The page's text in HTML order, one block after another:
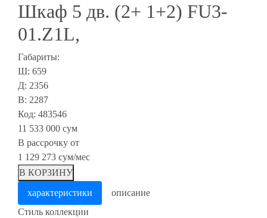
Шкаф 5 дв. (2+ 1+2) FU3-
01.Z1L,
Габариты:
Ш: 659
Д: 2356
В: 2287
Код: 483546
11 533 000 сум
В рассрочку от
1 129 273 сум/мес
В КОРЗИНУ
характеристики
описание
Cтиль коллекции